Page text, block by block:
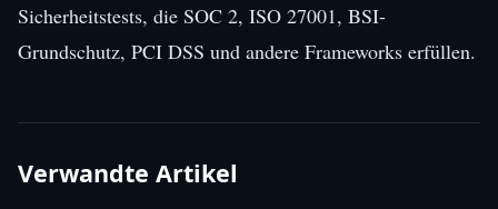
Sicherheitstests, die SOC 2, ISO 27001, BSI-
Grundschutz, PCI DSS und andere Frameworks erfüllen.
Verwandte Artikel